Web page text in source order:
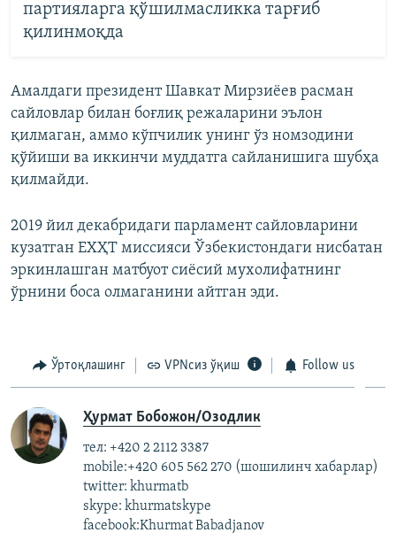
партияларга қўшилмасликка тарғиб
қилинмоқда
Амалдаги президент Шавкат Мирзиёев расман
сайловлар билан боғлиқ режаларини эълон
қилмаган, аммо кўпчилик унинг ўз номзодини
қўйиши ва иккинчи муддатга сайланишига шубҳа
қилмайди.
2019 йил декабридаги парламент сайловларини
кузатган ЕХҲТ миссияси Ўзбекистондаги нисбатан
эркинлашган матбуот сиёсий мухолифатнинг
ўрнини боса олмаганини айтган эди.
Ўртоқлашинг VPNсиз ўқиш Follow us
Ҳурмат Бобожон/Озодлик
тел: +420 2 2112 3387
mobile:+420 605 562 270 (шошилинч хабарлар)
twitter: khurmatb
skype: khurmatskype
facebook:Khurmat Babadjanov